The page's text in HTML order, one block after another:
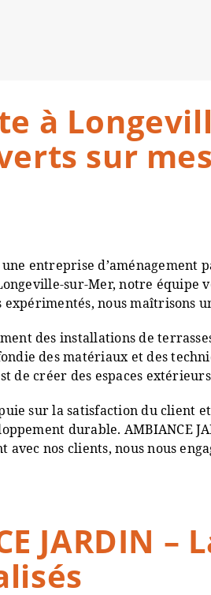
à
sur
une entreprise
sur-Mer, notre équipe
expérimentés, nous maîtrisons
des installations de
des matériaux et des
de créer des espaces
sur la satisfaction du client
durable. AMBIANCE
nos clients, nous nous
JARDIN